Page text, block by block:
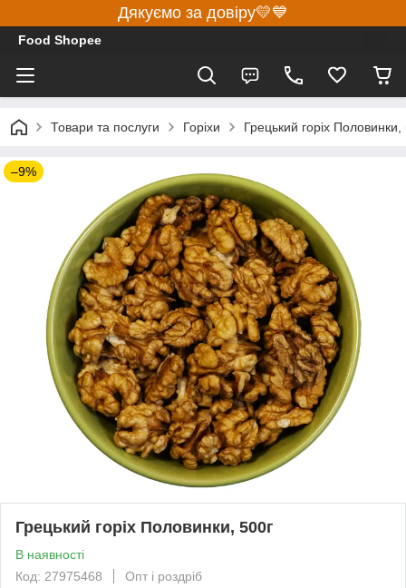
Дякуємо за довіру💛💙
Food Shopee
Товари та послуги Горіхи Грецький горіх Половинки,
–9%
Грецький горіх Половинки, 500г
В наявності
Код: 27975468
Опт і роздріб